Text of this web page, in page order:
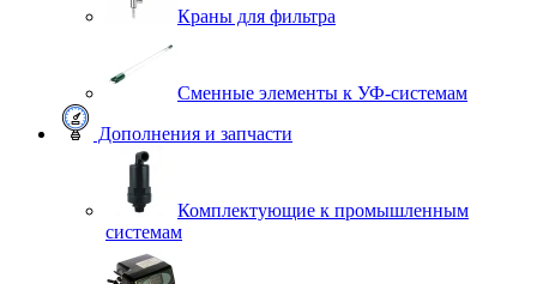
Краны для фильтра
Сменные элементы к УФ-системам
Дополнения и запчасти
Комплектующие к промышленным
системам